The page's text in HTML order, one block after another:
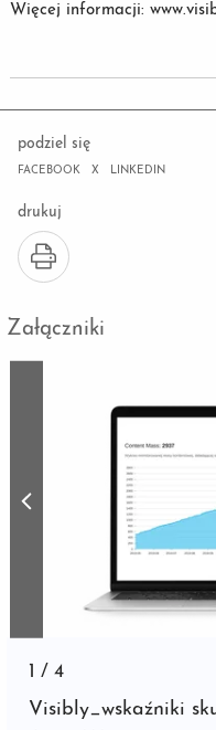
Więcej informacji:
podziel się
FACEBOOK X LINKEDIN
drukuj
Załączniki
1 /4
Visibly_wskaźniki